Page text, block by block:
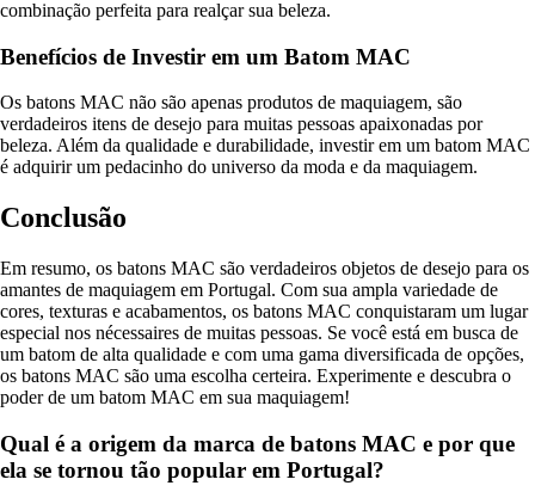
combinação perfeita para realçar sua beleza.
Benefícios de Investir em um Batom MAC
Os batons MAC não são apenas produtos de maquiagem, são
verdadeiros itens de desejo para muitas pessoas apaixonadas por
beleza. Além da qualidade e durabilidade, investir em um batom MAC
é adquirir um pedacinho do universo da moda e da maquiagem.
Conclusão
Em resumo, os batons MAC são verdadeiros objetos de desejo para os
amantes de maquiagem em Portugal. Com sua ampla variedade de
cores, texturas e acabamentos, os batons MAC conquistaram um lugar
especial nos nécessaires de muitas pessoas. Se você está em busca de
um batom de alta qualidade e com uma gama diversificada de opções,
os batons MAC são uma escolha certeira. Experimente e descubra o
poder de um batom MAC em sua maquiagem!
Qual é a origem da marca de batons MAC e por que
ela se tornou tão popular em Portugal?